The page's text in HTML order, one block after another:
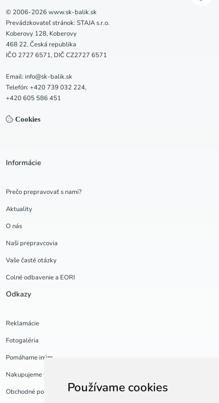
Používame cookies
© 2006-2026 www.sk-balik.sk
Prevádzkovateľ stránok: STAJA s.r.o.
Koberovy 128, Koberovy
468 22, Česká republika
IČO 2727 6571, DIČ CZ2727 6571
Email: info@sk-balik.sk
Telefón: +420 739 032 224,
+420 605 586 451
Cookies
Informácie
Prečo prepravovať s nami?
Aktuality
O nás
Naši prepravcovia
Vaše časté otázky
Colné odbavenie a EORI
Odkazy
Reklamácie
Fotogaléria
Pomáhame iným
Nakupujeme v USA
Obchodné podmienky a GDPR